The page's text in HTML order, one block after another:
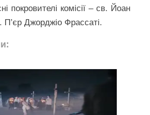
покровителі комісії – св. Йоан
П’єр Джорджіо Фрассаті.